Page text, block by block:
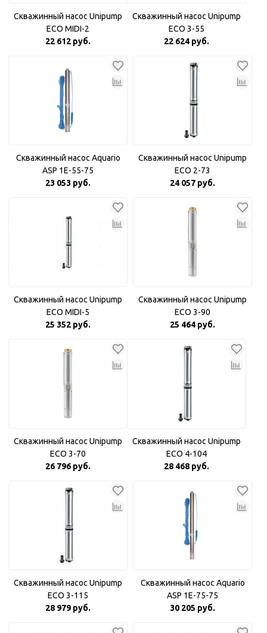
Скважинный насос Unipump
ECO MIDI-2
22 612 руб.
Скважинный насос Unipump
ECO 3-55
22 624 руб.
Скважинный насос Aquario
ASP 1E-55-75
23 053 руб.
Скважинный насос Unipump
ECO 2-73
24 057 руб.
Скважинный насос Unipump
ECO MIDI-5
25 352 руб.
Скважинный насос Unipump
ECO 3-90
25 464 руб.
Скважинный насос Unipump
ECO 3-70
26 796 руб.
Скважинный насос Unipump
ECO 4-104
28 468 руб.
Скважинный насос Unipump
ECO 3-115
28 979 руб.
Скважинный насос Aquario
ASP 1E-75-75
30 205 руб.